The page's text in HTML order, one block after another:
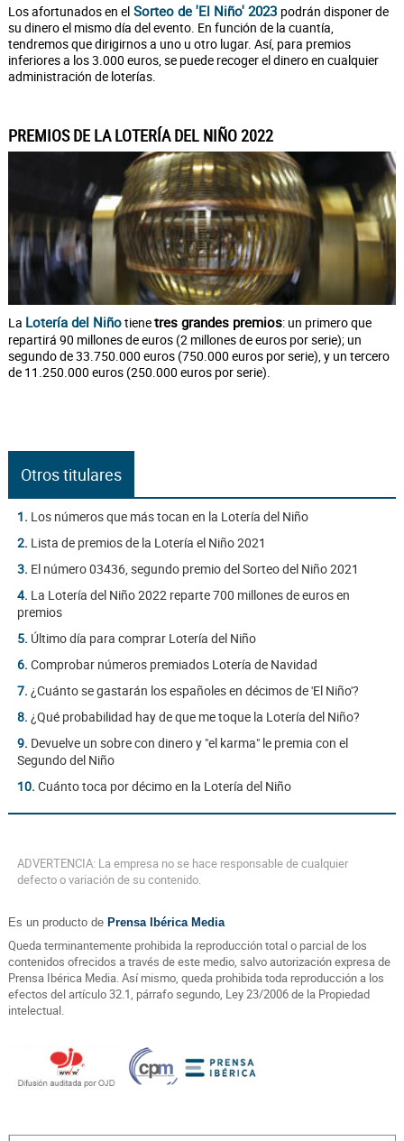
Los afortunados en elSorteo de 'El Niño' 2023 podrán disponer de
su dinero el mismo día del evento. En función de la cuantía,
tendremos que dirigirnos a uno u otro lugar. Así, para premios
inferiores a los 3.000 euros, se puede recoger el dinero en cualquier
administración de loterías.
PREMIOS DE LA LOTERÍA DEL NIÑO 2022
La Lotería del Niñotienetres grandes premios: un primero que
repartirá 90 millones de euros (2 millones de euros por serie); un
segundo de 33.750.000 euros (750.000 euros por serie), y un tercero
de 11.250.000 euros (250.000 euros por serie).
Otros titulares
1. Los números que más tocan en la Lotería del Niño
2. Lista de premios de la Lotería el Niño 2021
3. El número 03436, segundo premio del Sorteo del Niño 2021
4. La Lotería del Niño 2022 reparte 700 millones de euros en
premios
5. Último día para comprar Lotería del Niño
6. Comprobar números premiados Lotería de Navidad
7. ¿Cuánto se gastarán los españoles en décimos de 'El Niño'?
8. ¿Qué probabilidad hay de que me toque la Lotería del Niño?
9. Devuelve un sobre con dinero y "el karma" le premia con el
Segundo del Niño
10. Cuánto toca por décimo en la Lotería del Niño
ADVERTENCIA: La empresa no se hace responsable de cualquier
defecto o variación de su contenido.
Es un producto de Prensa Ibérica Media
Queda terminantemente prohibida la reproducción total o parcial de los
contenidos ofrecidos a través de este medio, salvo autorización expresa de
Prensa Ibérica Media. Así mismo, queda prohibida toda reproducción a los
efectos del artículo 32.1, párrafo segundo, Ley 23/2006 de la Propiedad
intelectual.